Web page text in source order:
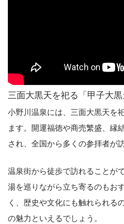
三面大黒天を祀る「甲子大黒
小野川温泉には、三面大黒天を
ます。開運福徳や商売繁盛、縁
され、全国から多くの参拝者が訪
温泉街から徒歩で訪れることが
湯を巡りながら立ち寄るのもお
く、歴史や文化にも触れられる
の魅力といえるでしょう。